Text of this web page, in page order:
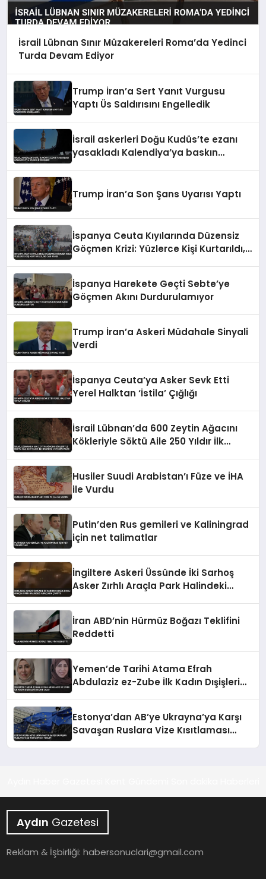
İsrail Lübnan Sınır Müzakereleri Roma’da Yedinci
Turda Devam Ediyor
Trump İran’a Sert Yanıt Vurgusu
Yaptı Üs Saldırısını Engelledik
İsrail askerleri Doğu Kudüs’te ezanı
yasakladı Kalendiya’ya baskın
Trump İran’a Son Şans Uyarısı Yaptı
İspanya Ceuta Kıyılarında Düzensiz
Göçmen Krizi: Yüzlerce Kişi Kurtarıldı,
İspanya Harekete Geçti Sebte’ye
Göçmen Akını Durdurulamıyor
Trump İran’a Askeri Müdahale Sinyali
Verdi
İspanya Ceuta’ya Asker Sevk Etti
Yerel Halktan ‘İstila’ Çığlığı
İsrail Lübnan’da 600 Zeytin Ağacını
Kökleriyle Söktü Aile 250 Yıldır İlk
Husiler Suudi Arabistan’ı Füze ve İHA
ile Vurdu
Putin’den Rus gemileri ve Kaliningrad
için net talimatlar
İngiltere Askeri Üssünde İki Sarhoş
Asker Zırhlı Araçla Park Halindeki
İran ABD’nin Hürmüz Boğazı Teklifini
Reddetti
Yemen’de Tarihi Atama Efrah
Abdulaziz ez-Zube İlk Kadın Dışişleri
Estonya’dan AB’ye Ukrayna’ya Karşı
Savaşan Ruslara Vize Kısıtlaması
Aydın Gazetesi
Reklam & İşbirliği:habersonuclari@gmail.com